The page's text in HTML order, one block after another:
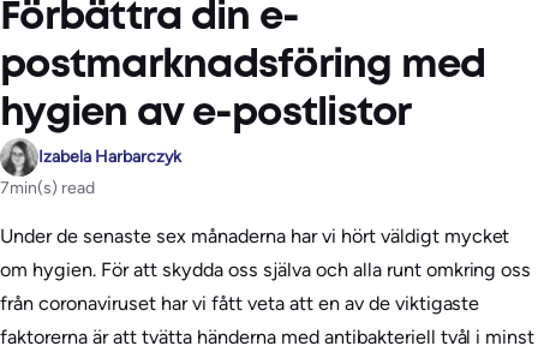
Förbättra din e-
postmarknadsföring med
hygien av e-postlistor
Izabela Harbarczyk
7min(s) read
Under de senaste sex månaderna har vi hört väldigt mycket
om hygien. För att skydda oss själva och alla runt omkring oss
från coronaviruset har vi fått veta att en av de viktigaste
faktorerna är att tvätta händerna med antibakteriell tvål i minst